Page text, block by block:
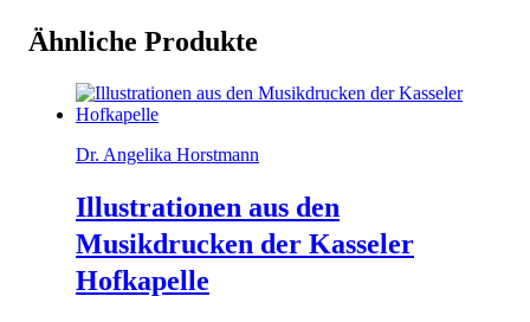
Ähnliche Produkte
Dr. Angelika Horstmann
Illustrationen aus den
Musikdrucken der Kasseler
Hofkapelle